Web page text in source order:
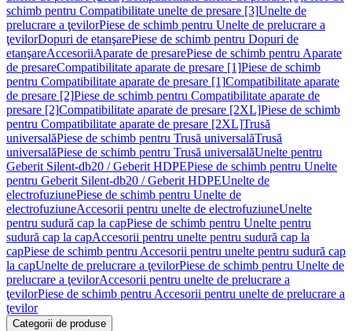
schimb pentru Compatibilitate unelte de presare [3]Unelte de
prelucrare a ţevilorPiese de schimb pentru Unelte de prelucrare a
ţevilorDopuri de etanşarePiese de schimb pentru Dopuri de
etanşareAccesoriiAparate de presarePiese de schimb pentru Aparate
de presareCompatibilitate aparate de presare [1]Piese de schimb
pentru Compatibilitate aparate de presare [1]Compatibilitate aparate
de presare [2]Piese de schimb pentru Compatibilitate aparate de
presare [2]Compatibilitate aparate de presare [2XL]Piese de schimb
pentru Compatibilitate aparate de presare [2XL]Trusă
universalăPiese de schimb pentru Trusă universalăTrusă
universalăPiese de schimb pentru Trusă universalăUnelte pentru
Geberit Silent-db20 / Geberit HDPEPiese de schimb pentru Unelte
pentru Geberit Silent-db20 / Geberit HDPEUnelte de
electrofuziunePiese de schimb pentru Unelte de
electrofuziuneAccesorii pentru unelte de electrofuziuneUnelte
pentru sudură cap la capPiese de schimb pentru Unelte pentru
sudură cap la capAccesorii pentru unelte pentru sudură cap la
capPiese de schimb pentru Accesorii pentru unelte pentru sudură cap
la capUnelte de prelucrare a ţevilorPiese de schimb pentru Unelte de
prelucrare a ţevilorAccesorii pentru unelte de prelucrare a
ţevilorPiese de schimb pentru Accesorii pentru unelte de prelucrare a
ţevilor
Categorii de produse